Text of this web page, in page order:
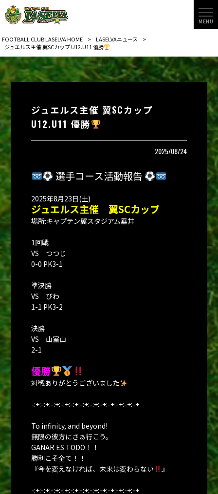
MENU
FOOTBALL CLUB LASELVA HOME > LASELVAニュース
>
ジュエルス主催 翼SCカップ U12.U11 優勝
ジュエルス主催 翼SCカップ
U12.U11 優勝
2025/08/24
選手コース活動報告
2025年8月23日(土)
ジュエルス主催 翼SCカップ
場所:キャプテン翼スタジアム垂井
1回戦
VS つつじ
0-0 PK3-1
準決勝
VS びわ
1-1 PK3-2
決勝
VS 山室山
2-1
優勝
対戦ありがとうございました
-:+:-:+:-:+:-:+:-:+:-:+:-:+:-+:-+:-+:-+:-+
To infinity, and beyond!
無限の彼方にさぁ行こう。
GANAR ES TODO！！
勝利こそ全て！！
『今を変えなければ、未来は変わらない
』
-:+:-:+:-:+:-:+:-:+:-:+:-:+:-+:-+:-+:-+:-+